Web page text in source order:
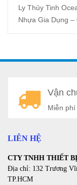
Ly Thủy Tinh
Nhựa Gia Dụng –
Vận
Miễn phí
LIÊN HỆ
CTY TNHH THIẾT
Địa chỉ: 132 Trương
TP.HCM